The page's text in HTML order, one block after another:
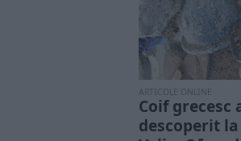
ARTICOLE ONLINE
Coif grecesc
descoperit la